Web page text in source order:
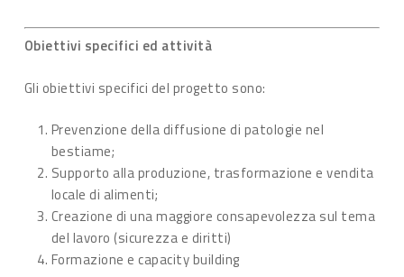
Obiettivi specifici ed attività
Gli obiettivi specifici del progetto sono:
Prevenzione della diffusione di patologie nel
bestiame;
Supporto alla produzione, trasformazione e vendita
locale di alimenti;
Creazione di una maggiore consapevolezza sul tema
del lavoro (sicurezza e diritti)
Formazione e capacity building